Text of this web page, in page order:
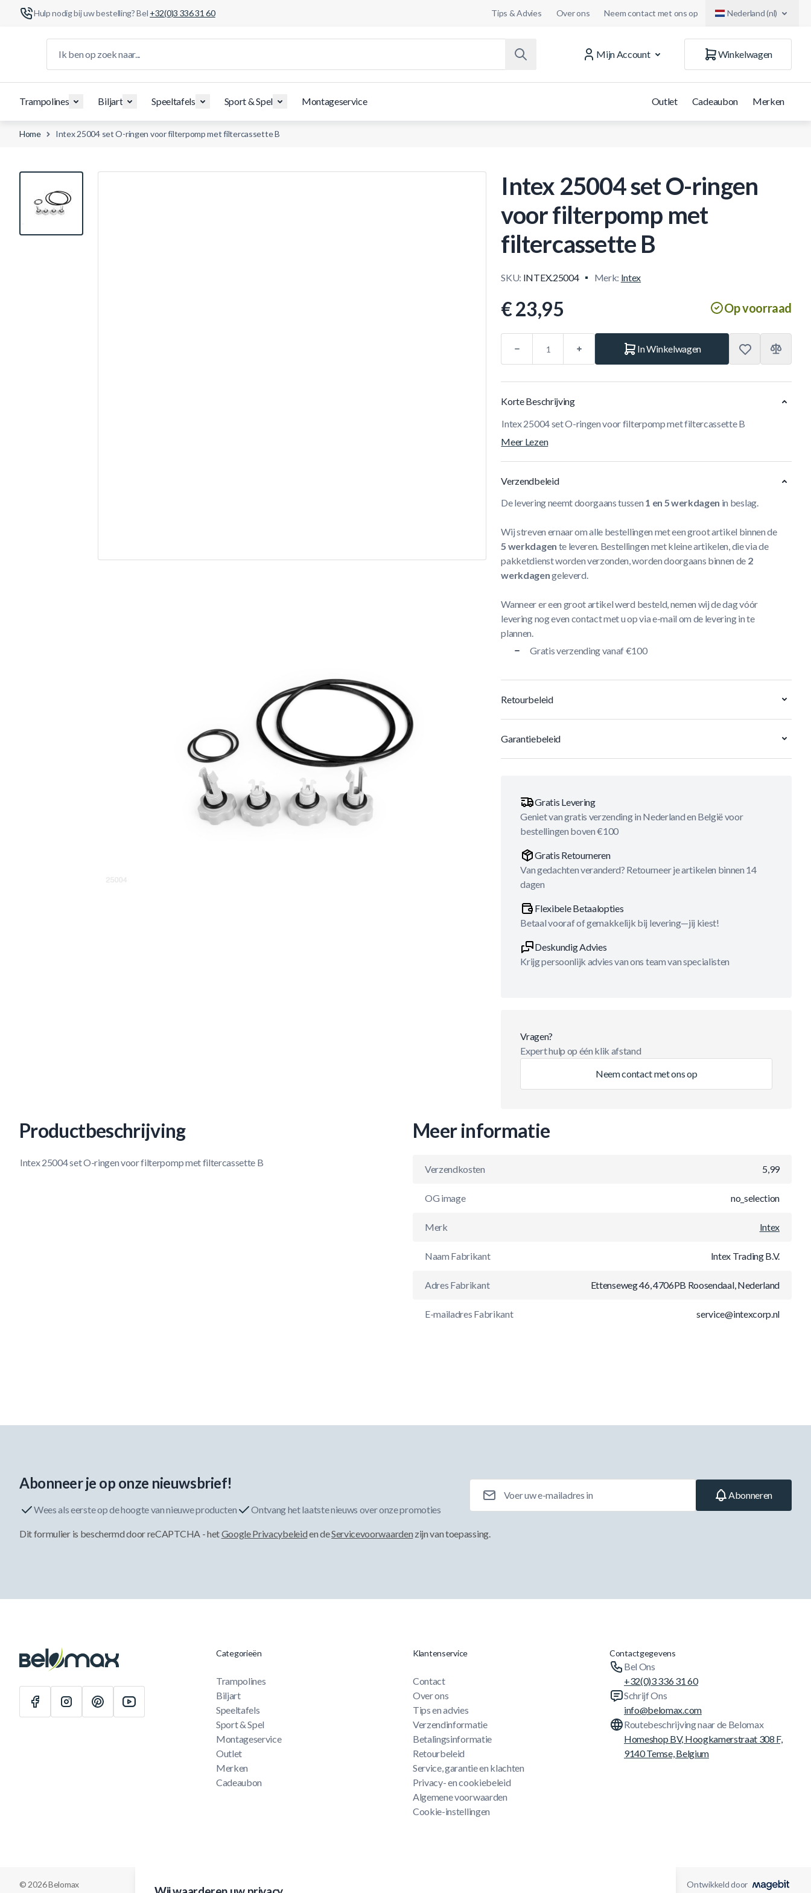
Hulp nodig bij uw bestelling? Bel +32(0)3 336 31 60 Tips & Advies Over ons Neem contact met ons op Nederland (nl)
Mijn Account
Winkelwagen
Trampolines Biljart Speeltafels Sport & Spel Montageservice Outlet Cadeaubon Merken
Home Intex 25004 set O-ringen voor filterpomp met filtercassette B
View larger image
Intex 25004 set O-ringen
voor filterpomp met
filtercassette B
SKU: INTEX.25004 Merk: Intex
€ 23,95 Op voorraad
In Winkelwagen
Korte Beschrijving
Intex 25004 set O-ringen voor filterpomp met filtercassette B
Meer Lezen
Verzendbeleid
De levering neemt doorgaans tussen 1 en 5 werkdagen in beslag.
Wij streven ernaar om alle bestellingen met een groot artikel binnen de
5 werkdagen te leveren. Bestellingen met kleine artikelen, die via de
pakketdienst worden verzonden, worden doorgaans binnen de 2
werkdagengeleverd.
Wanneer er een groot artikel werd besteld, nemen wij de dag vóór
levering nog even contact met u op via e-mail om de levering in te
plannen.
Gratis verzending vanaf €100
Retourbeleid
Garantiebeleid
Gratis Levering
Geniet van gratis verzending in Nederland en België voor
bestellingen boven €100
Gratis Retourneren
Van gedachten veranderd? Retourneer je artikelen binnen 14
dagen
Flexibele Betaalopties
Betaal vooraf of gemakkelijk bij levering—jij kiest!
Deskundig Advies
Krijg persoonlijk advies van ons team van specialisten
Vragen?
Expert hulp op één klik afstand
Neem contact met ons op
Productbeschrijving
Intex 25004 set O-ringen voor filterpomp met filtercassette B
Meer informatie
Verzendkosten 5,99
OG image no_selection
Merk Intex
Naam Fabrikant Intex Trading B.V.
Adres Fabrikant Ettenseweg 46, 4706PB Roosendaal, Nederland
E-mailadres Fabrikant service@intexcorp.nl
Abonneer je op onze nieuwsbrief!
Wees als eerste op de hoogte van nieuwe producten Ontvang het laatste nieuws over onze promoties
Abonneren
Dit formulier is beschermd door reCAPTCHA - hetGoogle Privacybeleiden deServicevoorwaarden zijn van toepassing.
Categorieën
Trampolines
Biljart
Speeltafels
Sport & Spel
Montageservice
Outlet
Merken
Cadeaubon
Klantenservice
Contact
Over ons
Tips en advies
Verzendinformatie
Betalingsinformatie
Retourbeleid
Service, garantie en klachten
Privacy- en cookiebeleid
Algemene voorwaarden
Cookie-instellingen
Contactgegevens
Bel Ons
+32(0)3 336 31 60
Schrijf Ons
info@belomax.com
Routebeschrijving naar de Belomax
Homeshop BV, Hoogkamerstraat 308 F,
9140 Temse, Belgium
© 2026 Belomax Ontwikkeld door